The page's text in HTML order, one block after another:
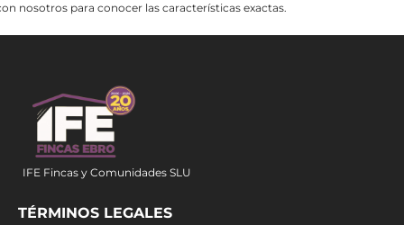
nosotros para conocer las características exactas.
IFE Fincas y Comunidades SLU
TÉRMINOS LEGALES